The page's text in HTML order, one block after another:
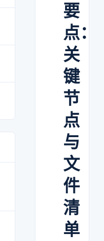
要
点：
关
键
节
点
与
文
件
清
单